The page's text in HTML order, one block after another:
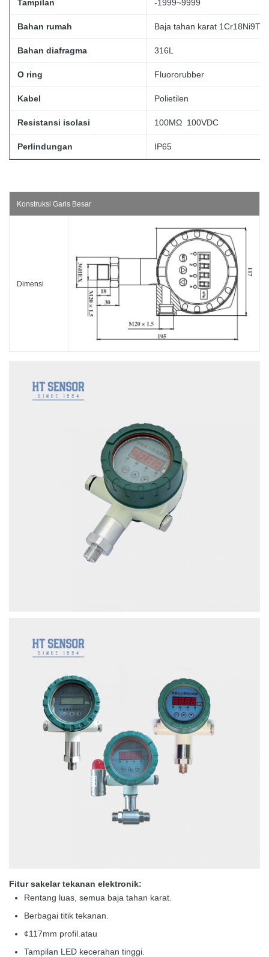
Tampilan -1999~9999
Bahan rumah Baja tahan karat 1Cr18Ni9Ti
Bahan diafragma 316L
O ring Fluororubber
Kabel Polietilen
Resistansi isolasi 100MΩ 100VDC
Perlindungan IP65
Konstruksi Garis Besar
Dimensi
Fitur sakelar tekanan elektronik:
Rentang luas, semua baja tahan karat.
Berbagai titik tekanan.
¢117mm profil.atau
Tampilan LED kecerahan tinggi.